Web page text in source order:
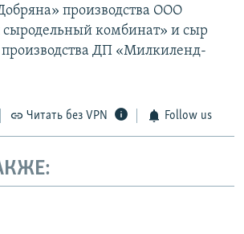
производства ООО
комбинат» и сыр
ДП «Милкиленд-
Читать без VPN Follow us